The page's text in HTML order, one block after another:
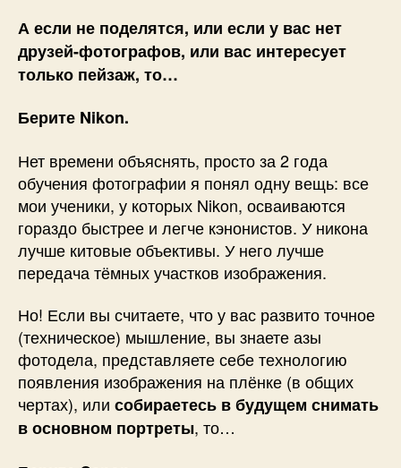
А если не поделятся, или если у вас нет
друзей-фотографов, или вас интересует
только пейзаж, то…
Берите Nikon.
Нет времени объяснять, просто за 2 года
обучения фотографии я понял одну вещь: все
мои ученики, у которых Nikon, осваиваются
гораздо быстрее и легче кэнонистов. У никона
лучше китовые объективы. У него лучше
передача тёмных участков изображения.
Но! Если вы считаете, что у вас развито точное
(техническое) мышление, вы знаете азы
фотодела, представляете себе технологию
появления изображения на плёнке (в общих
чертах), или собираетесь в будущем снимать
в основном портреты, то…